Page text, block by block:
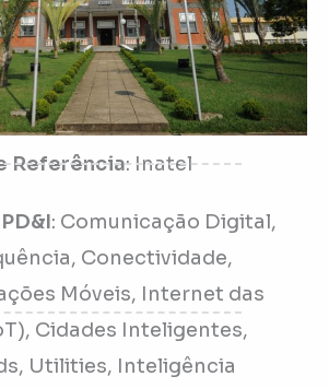
Referência: Inatel
: Comunicação Digital,
Conectividade,
Móveis, Internet das
Cidades Inteligentes,
Utilities, Inteligência